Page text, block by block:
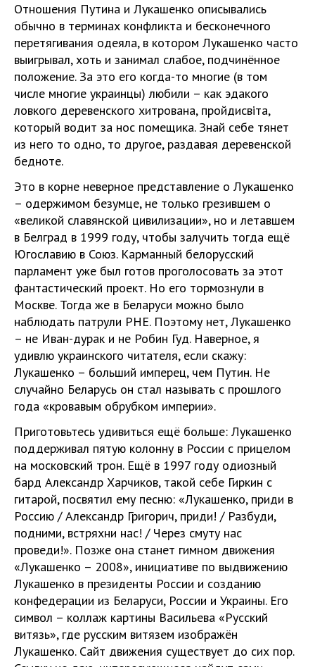
Отношения Путина и Лукашенко описывались
обычно в терминах конфликта и бесконечного
перетягивания одеяла, в котором Лукашенко часто
выигрывал, хоть и занимал слабое, подчинённое
положение. За это его когда-то многие (в том
числе многие украинцы) любили – как эдакого
ловкого деревенского хитрована, пройдисвіта,
который водит за нос помещика. Знай себе тянет
из него то одно, то другое, раздавая деревенской
бедноте.
Это в корне неверное представление о Лукашенко
– одержимом безумце, не только грезившем о
«великой славянской цивилизации», но и летавшем
в Белград в 1999 году, чтобы залучить тогда ещё
Югославию в Союз. Карманный белорусский
парламент уже был готов проголосовать за этот
фантастический проект. Но его тормознули в
Москве. Тогда же в Беларуси можно было
наблюдать патрули РНЕ. Поэтому нет, Лукашенко
– не Иван-дурак и не Робин Гуд. Наверное, я
удивлю украинского читателя, если скажу:
Лукашенко – больший имперец, чем Путин. Не
случайно Беларусь он стал называть с прошлого
года «кровавым обрубком империи».
Приготовьтесь удивиться ещё больше: Лукашенко
поддерживал пятую колонну в России с прицелом
на московский трон. Ещё в 1997 году одиозный
бард Александр Харчиков, такой себе Гиркин с
гитарой, посвятил ему песню: «Лукашенко, приди в
Россию / Александр Григорич, приди! / Разбуди,
подними, встряхни нас! / Через смуту нас
проведи!». Позже она станет гимном движения
«Лукашенко – 2008», инициативе по выдвижению
Лукашенко в президенты России и созданию
конфедерации из Беларуси, России и Украины. Его
символ – коллаж картины Васильева «Русский
витязь», где русским витязем изображён
Лукашенко. Сайт движения существует до сих пор.